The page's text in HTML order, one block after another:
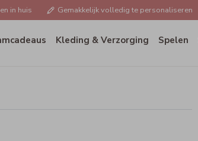
in huis Gemakkelijk volledig te personaliseren
Kleding & Verzorging Spelen